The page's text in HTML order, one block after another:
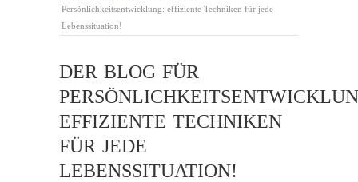
Persönlichkeitsentwicklung: effiziente Techniken für jede
Lebenssituation!
DER BLOG FÜR
EFFIZIENTE TECHNIKEN
FÜR JEDE
LEBENSSITUATION!